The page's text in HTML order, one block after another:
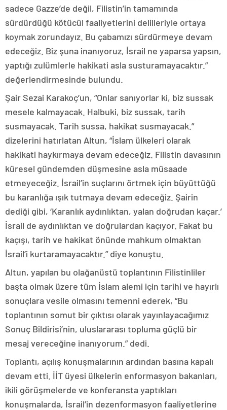
sadece Gazze’de değil, Filistin’in tamamında
sürdürdüğü kötücül faaliyetlerini delilleriyle ortaya
koymak zorundayız. Bu çabamızı sürdürmeye devam
edeceğiz. Biz şuna inanıyoruz, İsrail ne yaparsa yapsın,
yaptığı zulümlerle hakikati asla susturamayacaktır.”
değerlendirmesinde bulundu.
Şair Sezai Karakoç’un, “Onlar sanıyorlar ki, biz sussak
mesele kalmayacak. Halbuki, biz sussak, tarih
susmayacak. Tarih sussa, hakikat susmayacak.”
dizelerini hatırlatan Altun, “İslam ülkeleri olarak
hakikati haykırmaya devam edeceğiz. Filistin davasının
küresel gündemden düşmesine asla müsaade
etmeyeceğiz. İsrail’in suçlarını örtmek için büyüttüğü
bu karanlığa ışık tutmaya devam edeceğiz. Şairin
dediği gibi, ‘Karanlık aydınlıktan, yalan doğrudan kaçar.’
İsrail de aydınlıktan ve doğrulardan kaçıyor. Fakat bu
kaçışı, tarih ve hakikat önünde mahkum olmaktan
İsrail’i kurtaramayacaktır.” diye konuştu.
Altun, yapılan bu olağanüstü toplantının Filistinliler
başta olmak üzere tüm İslam alemi için tarihi ve hayırlı
sonuçlara vesile olmasını temenni ederek, “Bu
toplantının somut bir çıktısı olarak yayınlayacağımız
Sonuç Bildirisi’nin, uluslararası topluma güçlü bir
mesaj vereceğine inanıyorum.” dedi.
Toplantı, açılış konuşmalarının ardından basına kapalı
devam etti. İİT üyesi ülkelerin enformasyon bakanları,
ikili görüşmelerde ve konferansta yaptıkları
konuşmalarda, İsrail’in dezenformasyon faaliyetlerine